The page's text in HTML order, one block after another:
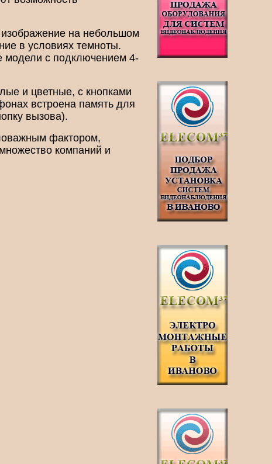
изображение на небольшом
в условиях темноты.
модели с подключением 4-
и цветные, с кнопками
встроена память для
вызова).
фактором,
компаний и